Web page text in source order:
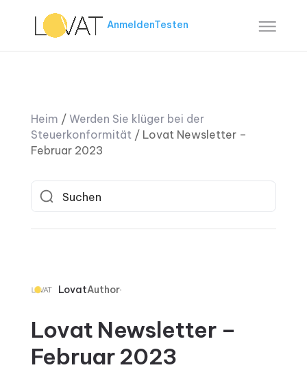
AnmeldenTesten
Heim / Werden Sie klüger bei der
Steuerkonformität/ Lovat Newsletter –
Februar 2023
LovatAuthor
Lovat Newsletter –
Februar 2023